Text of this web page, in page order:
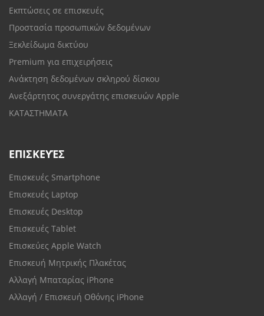
Εκπτώσεις σε επισκευές
Προστασία προσωπικών δεδομένων
Ξεκλείδωμα δικτύου
Premium για επιχειρήσεις
Ανάκτηση δεδομένων σκληρού δίσκου
Ανεξάρτητος συνεργάτης επισκευών Apple
ΚΑΤΑΣΤΗΜΑΤΑ
ΕΠΙΣΚΕΥΈΣ
Επισκευές Smartphone
Επισκευές Laptop
Επισκευές Desktop
Επισκευές Tablet
Επισκεύες Apple Watch
Επισκευή Μητρικής Πλακέτας
Αλλαγή Μπαταρίας iPhone
Αλλαγή / Επισκευή Οθόνης iPhone